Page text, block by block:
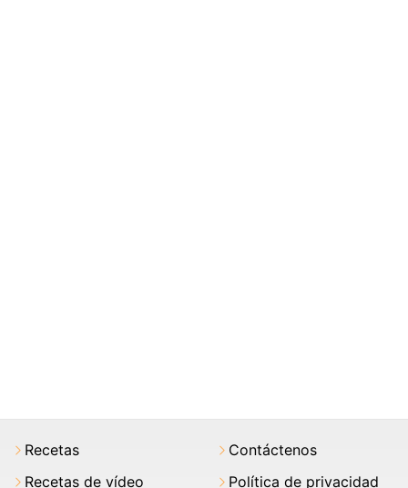
Recetas
Recetas de vídeo
Contáctenos
Política de privacidad